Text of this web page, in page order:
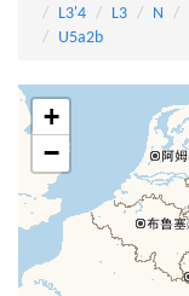
L3'4
L3 N
U5a2b
+
−